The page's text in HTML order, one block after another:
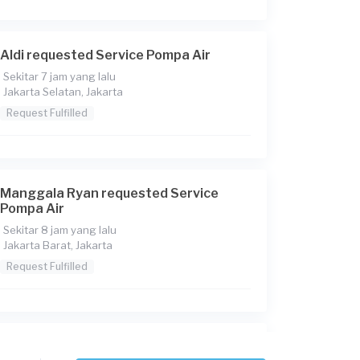
Aldi requested Service Pompa Air
Sekitar 7 jam yang lalu
Jakarta Selatan, Jakarta
Request Fulfilled
Manggala Ryan requested Service
Pompa Air
Sekitar 8 jam yang lalu
Jakarta Barat, Jakarta
Request Fulfilled